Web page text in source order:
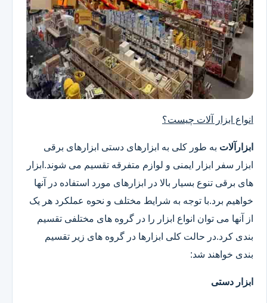
انواع ابزار آلات چیست؟
ابزارآلات به طور کلی به ابزارهای دستی ابزارهای برقی
ابزار سفر ابزار ایمنی و لوازم متفرقه تقسیم می شوند.ابزار
های برقی تنوع بسیار بالا در ابزارهای مورد استفاده در آنها
خواهیم برد.با توجه به شرایط مختلف و نحوه عملکرد هر یک
از آنها می توان انواع ابزار را در گروه های مختلفی تقسیم
بندی کرد.در حالت کلی ابزارها در گروه های زیر تقسیم
بندی خواهند شد:
ابزار دستی